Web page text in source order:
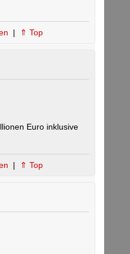
| ⇑ Top
Euro inklusive
| ⇑ Top